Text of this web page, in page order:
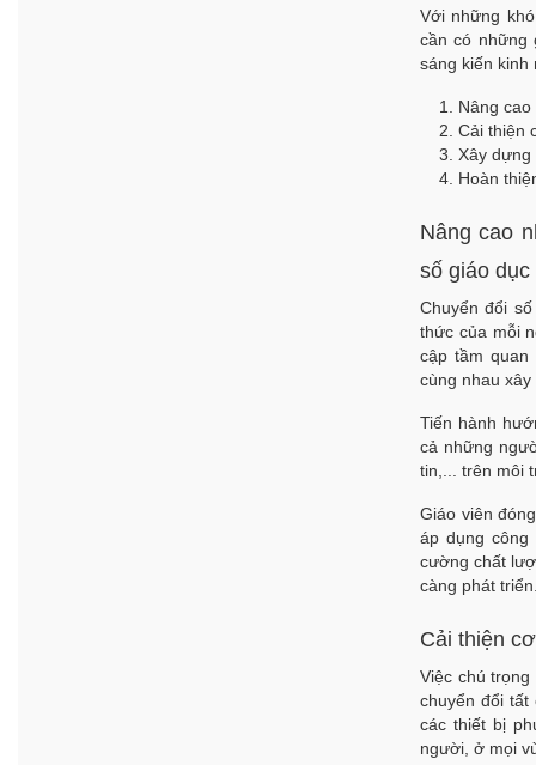
Với những
cần có những
sáng kiến kinh
Nâng
Cải thiện
Xây dựng
Hoàn
Nâng cao
số giáo dục
Chuyển đổi
thức của mỗi
cập tầm
cùng nhau xây
Tiến hành
cả những
tin,... trên môi
Giáo viên
áp dụng
cường chất
càng phát
Cải thiện
Việc chú
chuyển đổi
các thiết bị
người, ở mọi